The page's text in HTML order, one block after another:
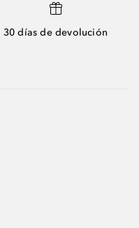
30 días de devolución